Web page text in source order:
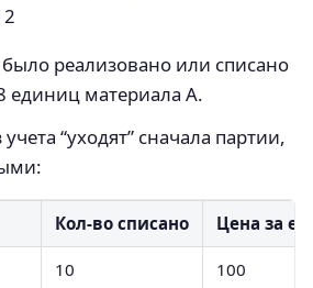
реализовано или списано
единиц материала А.
“уходят” сначала партии,
Кол-во списано Цена за
10 100